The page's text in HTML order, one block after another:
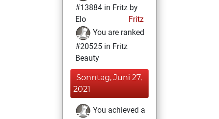
#13884 in Fritz by
Elo
Fritz
You are ranked
#20525 in Fritz
Beauty
Sonntag, Juni 27,
2021
You achieved a